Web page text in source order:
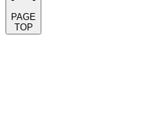
PAGE
TOP